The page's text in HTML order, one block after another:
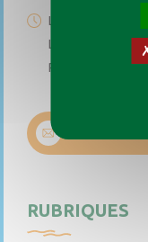
Lundi au
Le premier et
Permanence
RUBRIQUES